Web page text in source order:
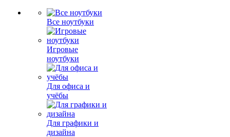
Все ноутбуки
Игровые
ноутбуки
Для офиса и
учёбы
Для графики и
дизайна